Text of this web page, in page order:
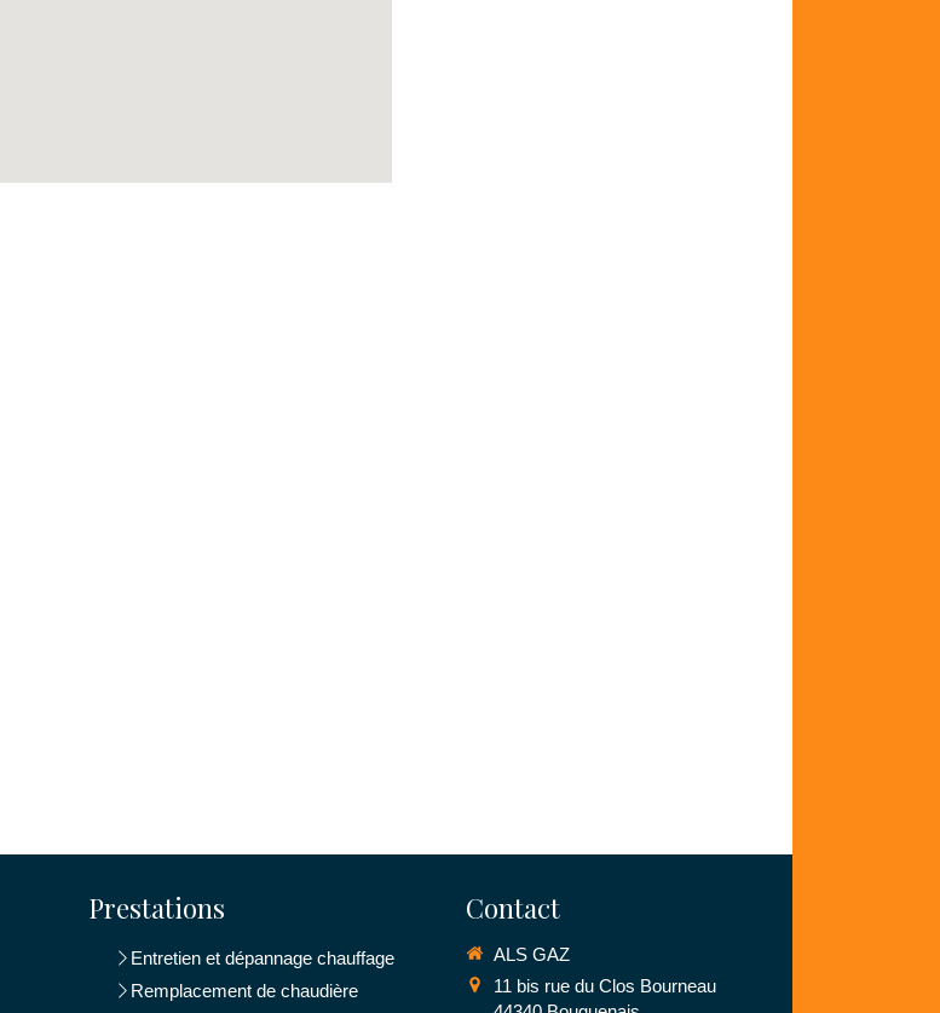
Prestations
Entretien et dépannage chauffage
Remplacement de chaudière
Contact
ALS GAZ
11 bis rue du Clos Bourneau